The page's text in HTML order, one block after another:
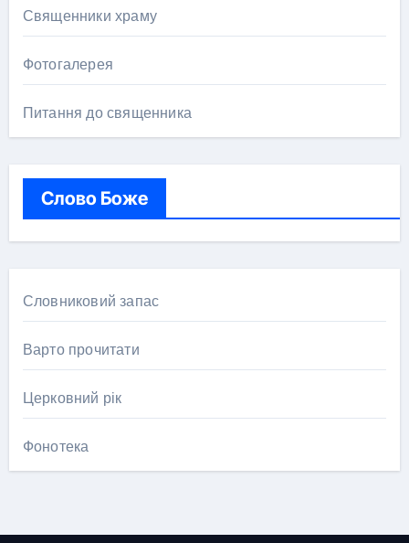
Священники храму
Фотогалерея
Питання до священника
Слово Боже
Словниковий запас
Варто прочитати
Церковний рік
Фонотека